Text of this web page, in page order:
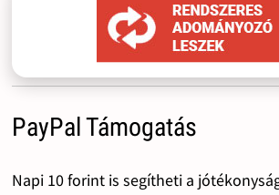
PayPal Támogatás
Napi 10 forint is segítheti a